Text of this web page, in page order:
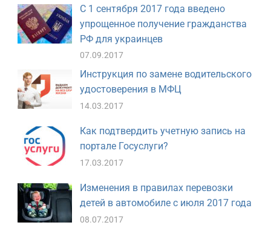
С 1 сентября 2017 года введено
упрощенное получение гражданства
РФ для украинцев
07.09.2017
Инструкция по замене водительского
удостоверения в МФЦ
14.03.2017
Как подтвердить учетную запись на
портале Госуслуги?
17.03.2017
Изменения в правилах перевозки
детей в автомобиле с июля 2017 года
08.07.2017